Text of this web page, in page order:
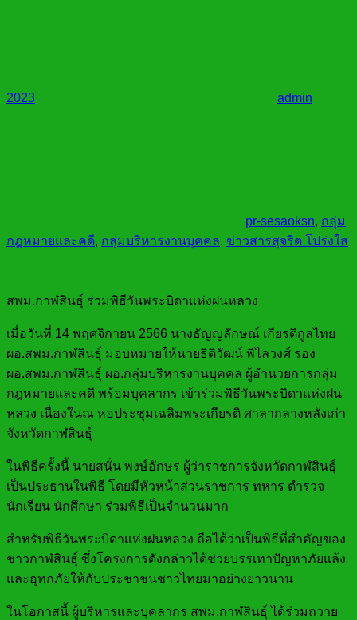
2023 admin
pr-sesaoksn, กลุ่ม
กฎหมายและคดี, กลุ่มบริหารงานบุคคล, ข่าวสารสุจริต โปร่งใส
สพม.กาฬสินธุ์ ร่วมพิธีวันพระบิดาแห่งฝนหลวง
เมื่อวันที่ 14 พฤศจิกายน 2566 นางธัญญลักษณ์ เกียรติกูลไทย
ผอ.สพม.กาฬสินธุ์ มอบหมายให้นายธิติวัฒน์ พิไลวงศ์ รอง
ผอ.สพม.กาฬสินธุ์ ผอ.กลุ่มบริหารงานบุคคล ผู้อำนวยการกลุ่ม
กฎหมายและคดี พร้อมบุคลากร เข้าร่วมพิธีวันพระบิดาแห่งฝน
หลวง เนื่องในณ หอประชุมเฉลิมพระเกียรติ ศาลากลางหลังเก่า
จังหวัดกาฬสินธุ์
ในพิธีครั้งนี้ นายสนั่น พงษ์อักษร ผู้ว่าราชการจังหวัดกาฬสินธุ์
เป็นประธานในพิธี โดยมีหัวหน้าส่วนราชการ ทหาร ตำรวจ
นักเรียน นักศึกษา ร่วมพิธีเป็นจำนวนมาก
สำหรับพิธีวันพระบิดาแห่งฝนหลวง ถือได้ว่าเป็นพิธีที่สำคัญของ
ชาวกาฬสินธุ์ ซึ่งโครงการดังกล่าวได้ช่วยบรรเทาปัญหาภัยแล้ง
และอุทกภัยให้กับประชาชนชาวไทยมาอย่างยาวนาน
ในโอกาสนี้ ผู้บริหารและบุคลากร สพม.กาฬสินธุ์ ได้ร่วมถวาย